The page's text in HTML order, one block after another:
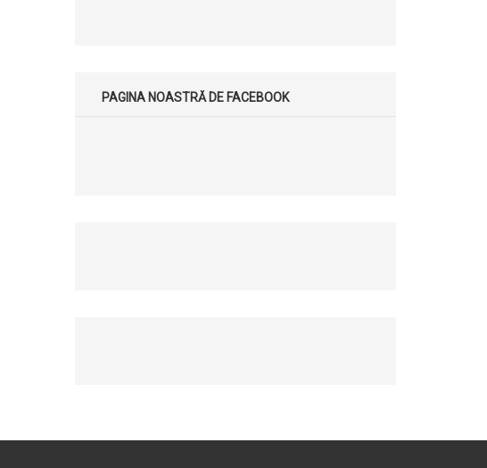
PAGINA NOASTRĂ DE FACEBOOK